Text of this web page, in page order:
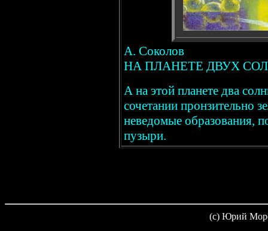
А. Соколов
НА ПЛАНЕТЕ ДВУХ
А на этой планете два
сочетании пронзительно
неведомые образования,
пузыри.
(c) Юрий